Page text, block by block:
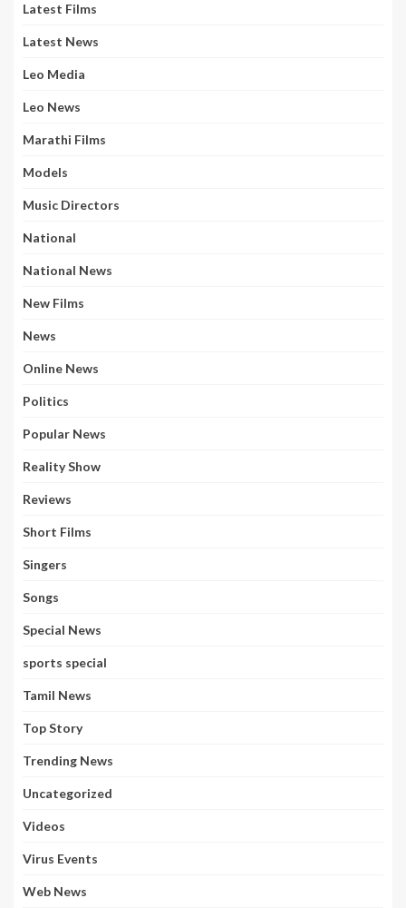
Latest Films
Latest News
Leo Media
Leo News
Marathi Films
Models
Music Directors
National
National News
New Films
News
Online News
Politics
Popular News
Reality Show
Reviews
Short Films
Singers
Songs
Special News
sports special
Tamil News
Top Story
Trending News
Uncategorized
Videos
Virus Events
Web News